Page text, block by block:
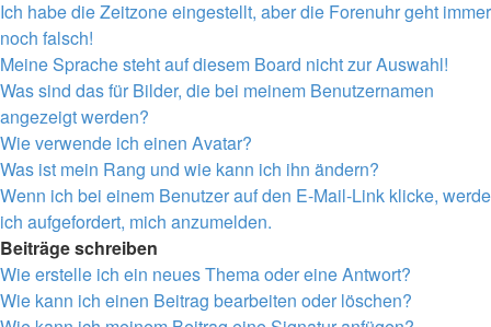
Ich habe die Zeitzone eingestellt, aber die Forenuhr geht immer
noch falsch!
Meine Sprache steht auf diesem Board nicht zur Auswahl!
Was sind das für Bilder, die bei meinem Benutzernamen
angezeigt werden?
Wie verwende ich einen Avatar?
Was ist mein Rang und wie kann ich ihn ändern?
Wenn ich bei einem Benutzer auf den E-Mail-Link klicke, werde
ich aufgefordert, mich anzumelden.
Beiträge schreiben
Wie erstelle ich ein neues Thema oder eine Antwort?
Wie kann ich einen Beitrag bearbeiten oder löschen?